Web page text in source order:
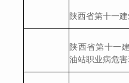
陕西省第十一
陕西省第十一
油站职业病危